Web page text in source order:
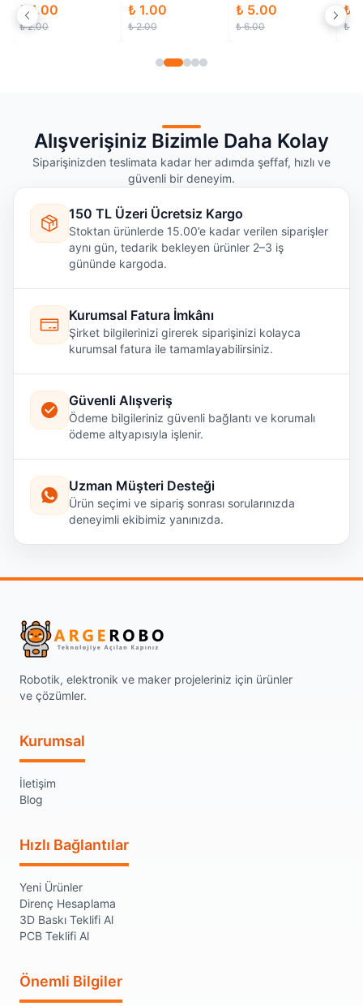
₺ 1.00
₺ 2.00
₺ 1.00
₺ 2.00
₺ 5.00
₺ 6.00
₺
₺
Alışverişiniz Bizimle Daha Kolay
Siparişinizden teslimata kadar her adımda şeffaf, hızlı ve
güvenli bir deneyim.
150 TL Üzeri Ücretsiz Kargo
Stoktan ürünlerde 15.00’e kadar verilen siparişler
aynı gün, tedarik bekleyen ürünler 2–3 iş
gününde kargoda.
Kurumsal Fatura İmkânı
Şirket bilgilerinizi girerek siparişinizi kolayca
kurumsal fatura ile tamamlayabilirsiniz.
Güvenli Alışveriş
Ödeme bilgileriniz güvenli bağlantı ve korumalı
ödeme altyapısıyla işlenir.
Uzman Müşteri Desteği
Ürün seçimi ve sipariş sonrası sorularınızda
deneyimli ekibimiz yanınızda.
Robotik, elektronik ve maker projeleriniz için ürünler
ve çözümler.
Kurumsal
İletişim
Blog
Hızlı Bağlantılar
Yeni Ürünler
Direnç Hesaplama
3D Baskı Teklifi Al
PCB Teklifi Al
Önemli Bilgiler